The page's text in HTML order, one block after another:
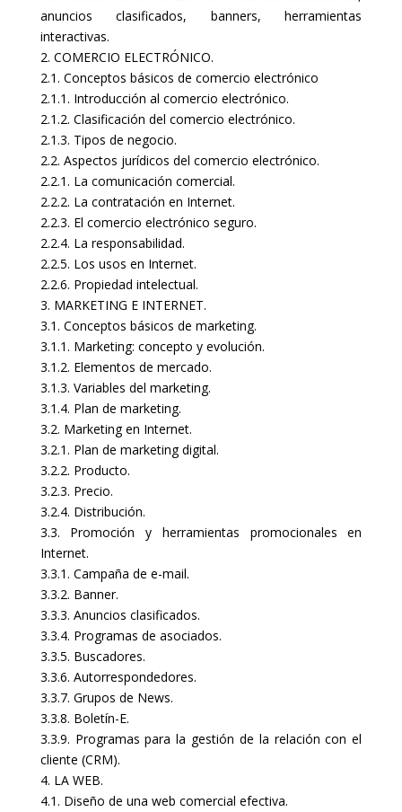
anuncios clasificados, banners, herramientas
interactivas.
2. COMERCIO ELECTRÓNICO.
2.1. Conceptos básicos de comercio electrónico
2.1.1. Introducción al comercio electrónico.
2.1.2. Clasificación del comercio electrónico.
2.1.3. Tipos de negocio.
2.2. Aspectos jurídicos del comercio electrónico.
2.2.1. La comunicación comercial.
2.2.2. La contratación en Internet.
2.2.3. El comercio electrónico seguro.
2.2.4. La responsabilidad.
2.2.5. Los usos en Internet.
2.2.6. Propiedad intelectual.
3. MARKETING E INTERNET.
3.1. Conceptos básicos de marketing.
3.1.1. Marketing: concepto y evolución.
3.1.2. Elementos de mercado.
3.1.3. Variables del marketing.
3.1.4. Plan de marketing.
3.2. Marketing en Internet.
3.2.1. Plan de marketing digital.
3.2.2. Producto.
3.2.3. Precio.
3.2.4. Distribución.
3.3. Promoción y herramientas promocionales en
Internet.
3.3.1. Campaña de e-mail.
3.3.2. Banner.
3.3.3. Anuncios clasificados.
3.3.4. Programas de asociados.
3.3.5. Buscadores.
3.3.6. Autorrespondedores.
3.3.7. Grupos de News.
3.3.8. Boletín-E.
3.3.9. Programas para la gestión de la relación con el
cliente (CRM).
4. LA WEB.
4.1. Diseño de una web comercial efectiva.